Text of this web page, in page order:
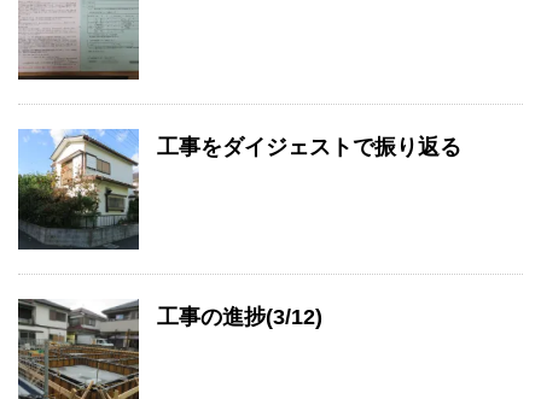
工事をダイジェストで振り返る
工事の進捗(3/12)